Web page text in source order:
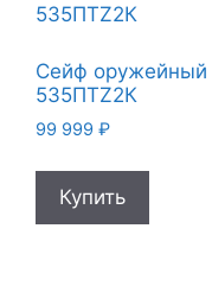
Сейф оружейный
535ПТZ2К
99 999 ₽
Купить